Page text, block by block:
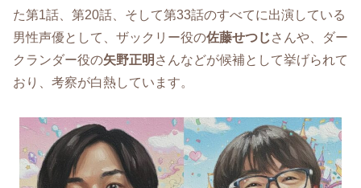
た第1話、第20話、そして第33話のすべてに出演している
男性声優として、ザックリー役の佐藤せつじさんや、ダー
クランダー役の矢野正明 さんなどが候補として挙げられて
おり、考察が白熱しています。